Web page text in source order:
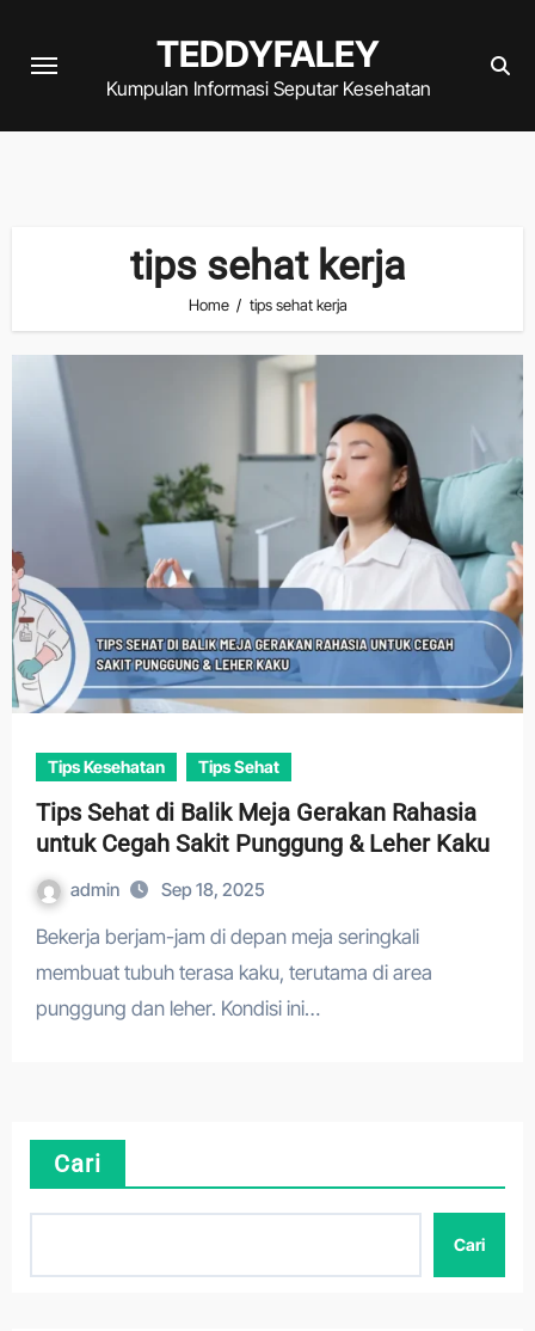
TEDDYFALEY
Kumpulan Informasi Seputar Kesehatan
tips sehat kerja
Home tips sehat kerja
Tips Kesehatan Tips Sehat
Tips Sehat di Balik Meja Gerakan Rahasia
untuk Cegah Sakit Punggung & Leher Kaku
admin Sep 18, 2025
Bekerja berjam-jam di depan meja seringkali
membuat tubuh terasa kaku, terutama di area
punggung dan leher. Kondisi ini…
Cari
Cari